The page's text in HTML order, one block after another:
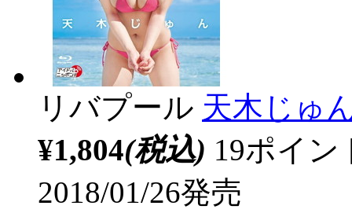
リバプール 天木じゅ
¥1,804(税込) 19ポイ
2018/01/26発売